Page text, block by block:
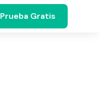
Prueba Gratis